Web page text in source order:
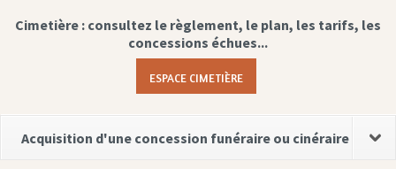
Cimetière : consultez le règlement, le plan, les tarifs, les
concessions échues...
ESPACE CIMETIÈRE
Acquisition d'une concession funéraire ou cinéraire